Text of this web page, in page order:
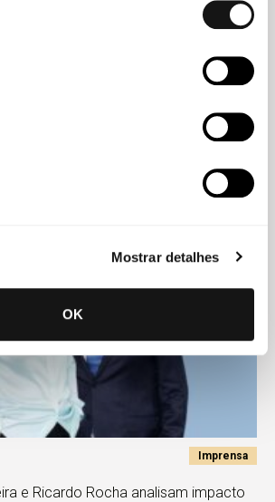
Mostrar detalhes
OK
Abreu
Imprensa
e Ricardo Rocha analisam impacto